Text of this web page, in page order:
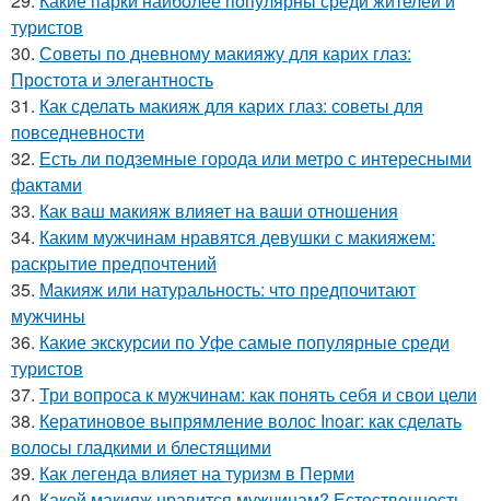
туристов
30. Советы по дневному макияжу для карих глаз:
Простота и элегантность
31. Как сделать макияж для карих глаз: советы для
повседневности
32. Есть ли подземные города или метро с интересными
фактами
33. Как ваш макияж влияет на ваши отношения
34. Каким мужчинам нравятся девушки с макияжем:
раскрытие предпочтений
35. Макияж или натуральность: что предпочитают
мужчины
36. Какие экскурсии по Уфе самые популярные среди
туристов
37. Три вопроса к мужчинам: как понять себя и свои цели
38. Кератиновое выпрямление волос Inoar: как сделать
волосы гладкими и блестящими
39. Как легенда влияет на туризм в Перми